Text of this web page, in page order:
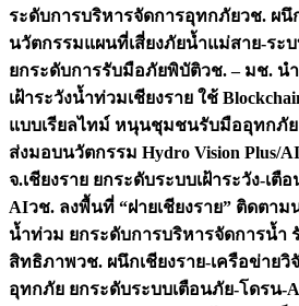
ระดับการบริหารจัดการอุทกภัยวช. ผนึ
นวัตกรรมแผนที่เสี่ยงภัยน้ำแม่สาย-ระ
ยกระดับการรับมือภัยพิบัติวช. – มช. น
เฝ้าระวังน้ำท่วมเชียงราย ใช้
แบบเรียลไทม์ หนุนชุมชนรับมืออุทกภั
ส่งมอบนวัตกรรม Hydro Vision Plus/
จ.เชียงราย ยกระดับระบบเฝ้าระวัง-เ
AIวช. ลงพื้นที่ “ฝายเชียงราย” ติดตา
น้ำท่วม ยกระดับการบริหารจัดการน้ำ
สิทธิภาพวช. ผนึกเชียงราย-เครือข่าย
อุทกภัย ยกระดับระบบเตือนภัย-โดรน-